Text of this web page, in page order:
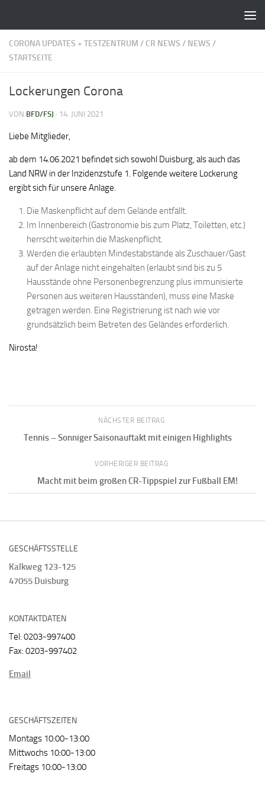
CORONA UPDATES + TESTZENTRUM / CR NEWS / NEWS /
STARTSEITE
Lockerungen Corona
VON BFD/FSJ · 14. JUNI 2021
Liebe Mitglieder,
ab dem 14.06.2021 befindet sich sowohl Duisburg, als auch das
Land NRW in der Inzidenzstufe 1. Folgende weitere Lockerung
ergibt sich für unsere Anlage.
Die Maskenpflicht auf dem Gelände entfällt.
Im Innenbereich (Gastronomie bis zum Platz, Toiletten, etc.)
herrscht weiterhin die Maskenpflicht.
Werden die erlaubten Mindestabstände als Zuschauer/Gast
auf der Anlage nicht eingehalten (erlaubt sind bis zu 5
Hausstände ohne Personenbegrenzung plus immunisierte
Personen aus weiteren Hausständen), muss eine Maske
getragen werden. Eine Registrierung ist nach wie vor
grundsätzlich beim Betreten des Geländes erforderlich.
Nirosta!
NÄCHSTER BEITRAG
Tennis – Sonniger Saisonauftakt mit einigen Highlights
VORHERIGER BEITRAG
Macht mit beim großen CR-Tippspiel zur Fußball EM!
GESCHÄFTSSTELLE
Kalkweg 123-125
47055 Duisburg
KONTAKTDATEN
Tel: 0203-997400
Fax: 0203-997402
Email
GESCHÄFTSZEITEN
Montags 10:00-13:00
Mittwochs 10:00-13:00
Freitags 10:00-13:00